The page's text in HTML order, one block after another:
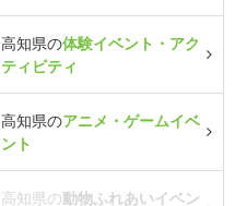
高知県の体験イベント・アク
ティビティ
高知県のアニメ・ゲームイベ
ント
高知県の動物ふれあいイベン